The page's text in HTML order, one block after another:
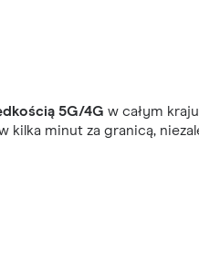
5G/4G w całym
kilka minut za granicą,